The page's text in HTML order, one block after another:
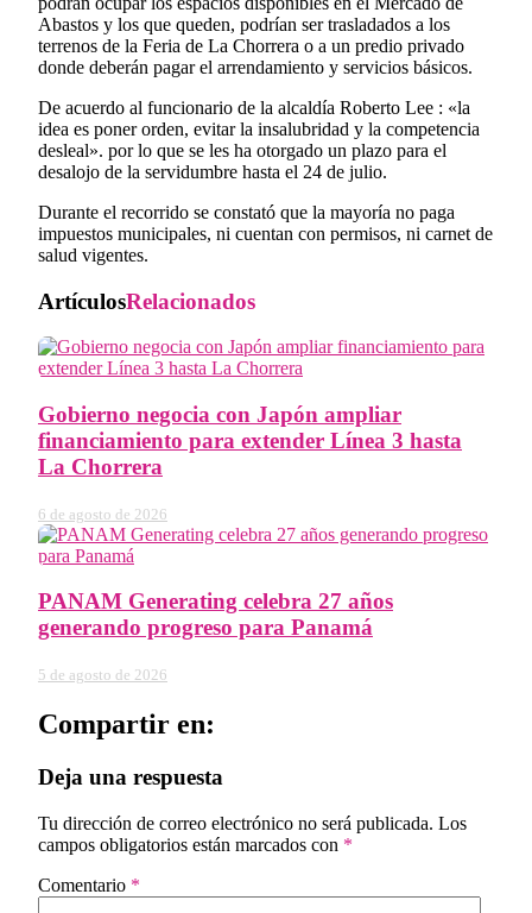
Abastos y los que queden, podrían ser trasladados a los
terrenos de la Feria de La Chorrera o a un predio privado
donde deberán pagar el arrendamiento y servicios básicos.
De acuerdo al funcionario de la alcaldía Roberto Lee : «la
idea es poner orden, evitar la insalubridad y la competencia
desleal». por lo que se les ha otorgado un plazo para el
desalojo de la servidumbre hasta el 24 de julio.
Durante el recorrido se constató que la mayoría no paga
impuestos municipales, ni cuentan con permisos, ni carnet de
salud vigentes.
ArtículosRelacionados
Gobierno negocia con Japón ampliar
financiamiento para extender Línea 3 hasta
La Chorrera
6 de agosto de 2026
PANAM Generating celebra 27 años
generando progreso para Panamá
5 de agosto de 2026
Compartir en:
Deja una respuesta
Tu dirección de correo electrónico no será publicada. Los
campos obligatorios están marcados con *
Comentario *